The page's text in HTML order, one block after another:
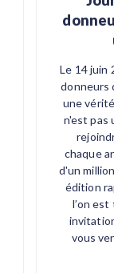
Le 14 juin
donneurs
une
n'est pas
chaque
d'un
édition
l’on
vous